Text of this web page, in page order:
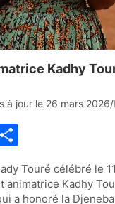
Kadhy
à jour le 26 mars 2026
ar
ta
Touré célébré le
animatrice Kadhy
a honoré la